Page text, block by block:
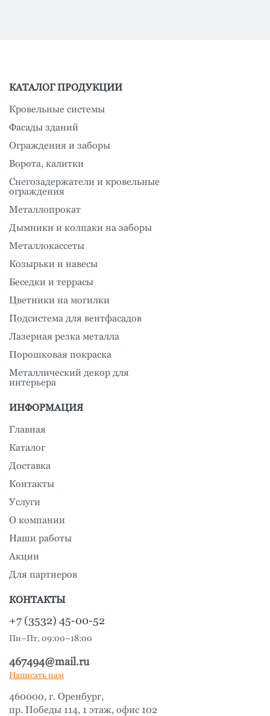
КАТАЛОГ ПРОДУКЦИИ
Кровельные системы
Фасады зданий
Ограждения и заборы
Ворота, калитки
Снегозадержатели и кровельные
ограждения
Металлопрокат
Дымники и колпаки на заборы
Металлокассеты
Козырьки и навесы
Беседки и террасы
Цветники на могилки
Подсистема для вентфасадов
Лазерная резка металла
Порошковая покраска
Металлический декор для
интерьера
ИНФОРМАЦИЯ
Главная
Каталог
Доставка
Контакты
Услуги
О компании
Наши работы
Акции
Для партнеров
КОНТАКТЫ
+7 (3532) 45-00-52
Пн–Пт, 09:00–18:00
467494@mail.ru
Написать нам
460000, г. Оренбург,
пр. Победы 114, 1 этаж, офис 102